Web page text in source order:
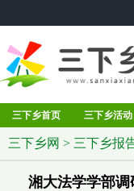
三下乡首页 三下乡活动
三下乡网 > 三下乡报
湘大法学学部